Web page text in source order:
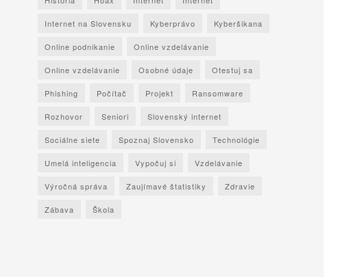
Internet na Slovensku Kyberprávo Kyberšikana
Online podnikanie Online vzdelávanie
Online vzdelávanie Osobné údaje Otestuj sa
Phishing Počítač Projekt Ransomware
Rozhovor Seniori Slovenský internet
Sociálne siete Spoznaj Slovensko Technológie
Umelá inteligencia Vypočuj si Vzdelávanie
Výročná správa Zaujímavé štatistiky Zdravie
Zábava Škola